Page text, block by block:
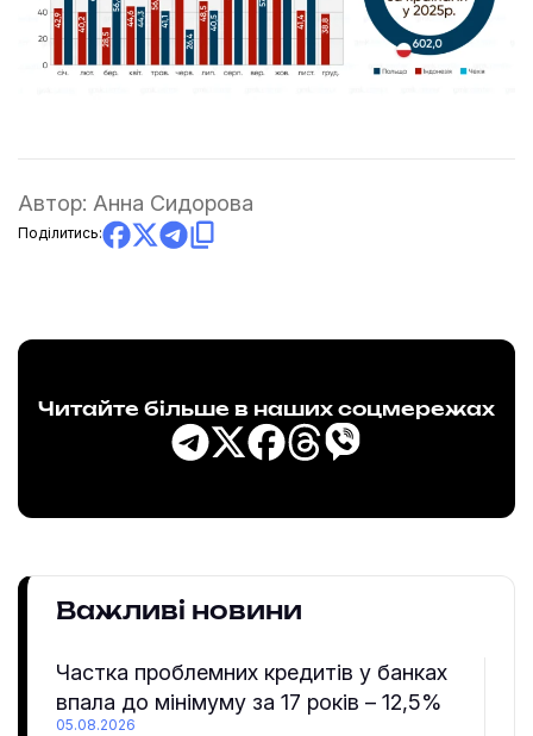
Автор: Анна Сидорова
Поділитись:
Читайте більше в наших соцмережах
Важливі новини
Частка проблемних кредитів у банках
впала до мінімуму за 17 років – 12,5%
05.08.2026